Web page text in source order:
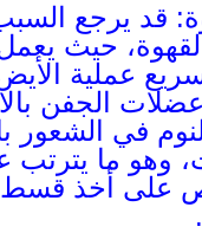
قد يرجع
حيث
عملية
الجفن
في الشعور
وهو ما يترتب
على أخذ قسط